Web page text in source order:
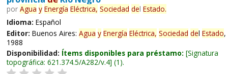
por Agua y Energía Eléctrica, Sociedad del Estado.
Idioma: Español
Editor: Buenos Aires: Agua y Energía Eléctrica, Sociedad del Estado,
1988
Disponibilidad: Ítems disponibles para préstamo: Signatura
topográfica: 621.374.5/A282/v.4 (1).